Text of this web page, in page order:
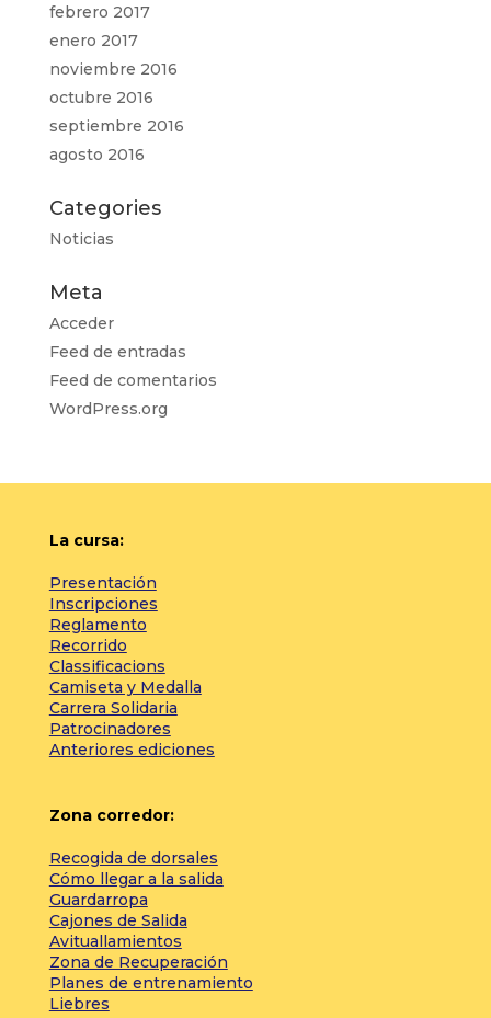
febrero 2017
enero 2017
noviembre 2016
octubre 2016
septiembre 2016
agosto 2016
Categories
Noticias
Meta
Acceder
Feed de entradas
Feed de comentarios
WordPress.org
La cursa:
Presentación
Inscripciones
Reglamento
Recorrido
Classificacions
Camiseta y Medalla
Carrera Solidaria
Patrocinadores
Anteriores ediciones
Zona corredor:
Recogida de dorsales
Cómo llegar a la salida
Guardarropa
Cajones de Salida
Avituallamientos
Zona de Recuperación
Planes de entrenamiento
Liebres